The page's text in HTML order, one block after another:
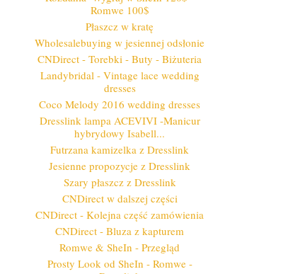
Romwe 100$
Płaszcz w kratę
Wholesalebuying w jesiennej odsłonie
CNDirect - Torebki - Buty - Biżuteria
Landybridal - Vintage lace wedding
dresses
Coco Melody 2016 wedding dresses
Dresslink lampa ACEVIVI -Manicur
hybrydowy Isabell...
Futrzana kamizelka z Dresslink
Jesienne propozycje z Dresslink
Szary płaszcz z Dresslink
CNDirect w dalszej części
CNDirect - Kolejna część zamówienia
CNDirect - Bluza z kapturem
Romwe & SheIn - Przegląd
Prosty Look od SheIn - Romwe -